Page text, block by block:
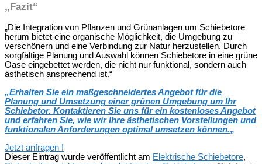
„Fazit“
„Die Integration von Pflanzen und Grünanlagen um Schiebetore
herum bietet eine organische Möglichkeit, die Umgebung zu
verschönern und eine Verbindung zur Natur herzustellen. Durch
sorgfältige Planung und Auswahl können Schiebetore in eine grüne
Oase eingebettet werden, die nicht nur funktional, sondern auch
ästhetisch ansprechend ist.“
„Erhalten Sie ein maßgeschneidertes Angebot für die
Planung und Umsetzung einer grünen Umgebung um Ihr
Schiebetor. Kontaktieren Sie uns für ein kostenloses Angebot
und erfahren Sie, wie wir Ihre ästhetischen Vorstellungen und
funktionalen Anforderungen optimal umsetzen können.„
Jetzt anfragen !
Dieser Eintrag wurde veröffentlicht am Elektrische Schiebetore,